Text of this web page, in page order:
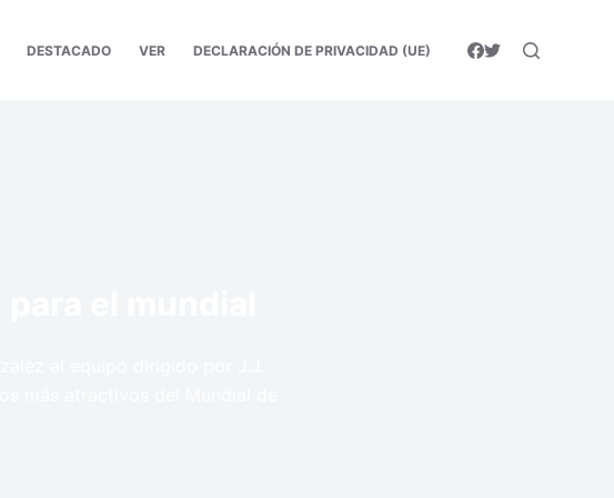
DESTACADO VER DECLARACIÓN DE PRIVACIDAD (UE)